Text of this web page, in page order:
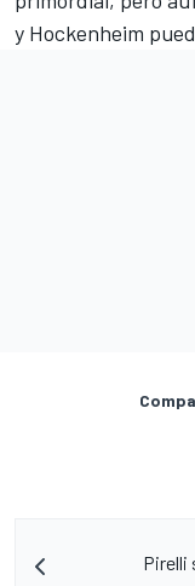
y Hockenheim
Pirelli